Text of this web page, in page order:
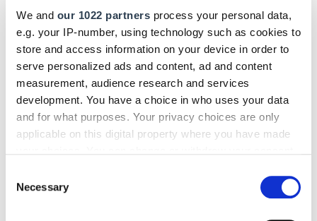
We and our 1022 partners process your personal data,
e.g. your IP-number, using technology such as cookies to
store and access information on your device in order to
serve personalized ads and content, ad and content
measurement, audience research and services
development. You have a choice in who uses your data
and for what purposes. Your privacy choices are only
applicable on this digital property where you have made
the Privacy trigger icon.
Selection
Necessary
Kommentar
Bitte geben Sie "Kommentar" rückwärts ein.